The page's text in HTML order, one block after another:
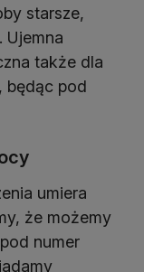
starsze,
Ujemna
także dla
będąc pod
umiera
że możemy
numer